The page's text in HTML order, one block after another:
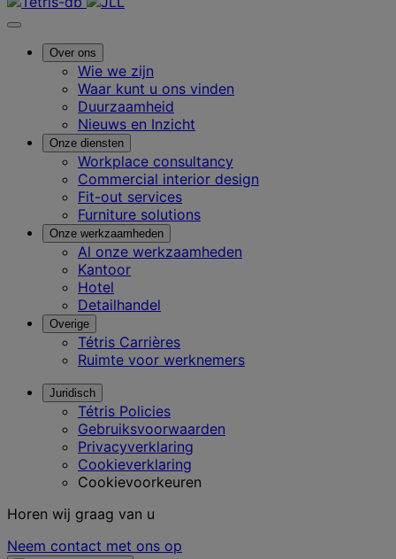
Over ons
Wie we zijn
Waar kunt u ons vinden
Duurzaamheid
Nieuws en Inzicht
Onze diensten
Workplace consultancy
Commercial interior design
Fit-out services
Furniture solutions
Onze werkzaamheden
Al onze werkzaamheden
Kantoor
Hotel
Detailhandel
Overige
Tétris Carrières
Ruimte voor werknemers
Juridisch
Tétris Policies
Gebruiksvoorwaarden
Privacyverklaring
Cookieverklaring
Cookievoorkeuren
Horen wij graag van u
Neem contact met ons op